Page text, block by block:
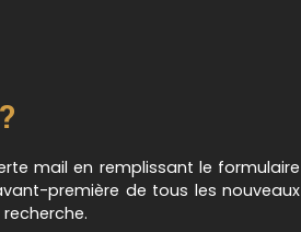
mail en remplissant le formulaire
première de tous les nouveaux